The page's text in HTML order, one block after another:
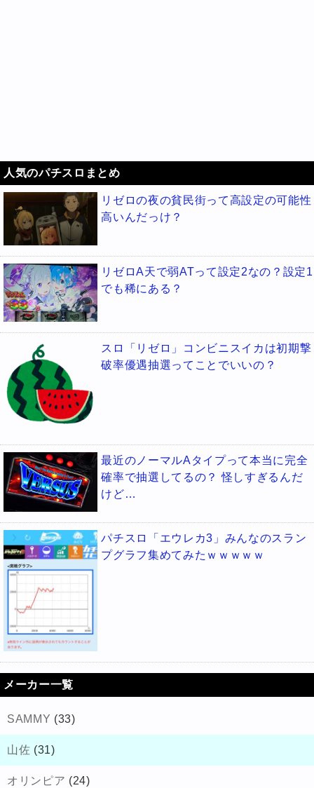
人気のパチスロまとめ
リゼロの夜の貧民街って高設定の可能性
高いんだっけ？
リゼロA天で弱ATって設定2なの？設定1
でも稀にある？
スロ「リゼロ」コンビニスイカは初期撃
破率優遇抽選ってことでいいの？
最近のノーマルAタイプって本当に完全
確率で抽選してるの？ 怪しすぎるんだ
けど…
パチスロ「エウレカ3」みんなのスラン
プグラフ集めてみたｗｗｗｗｗ
メーカー一覧
SAMMY (33)
山佐 (31)
オリンピア (24)